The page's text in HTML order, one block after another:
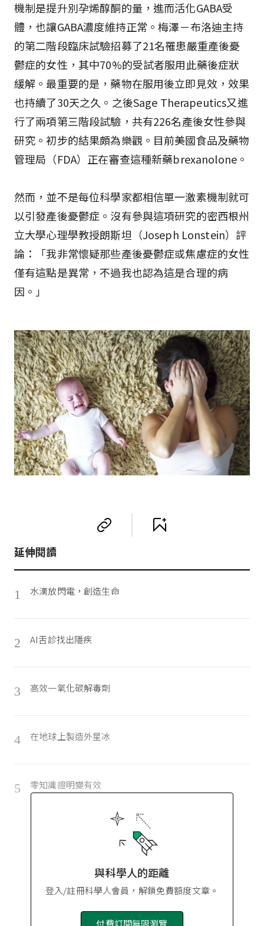
機制是提升別孕烯醇酮的量，進而活化GABA受
體，也讓GABA濃度維持正常。梅澤－布洛迪主持
的第二階段臨床試驗招募了21名罹患嚴重產後憂
鬱症的女性，其中70%的受試者服用此藥後症狀
緩解。最重要的是，藥物在服用後立即見效，效果
也持續了30天之久。之後Sage Therapeutics又進
行了兩項第三階段試驗，共有226名產後女性參與
研究。初步的結果頗為樂觀。目前美國食品及藥物
管理局（FDA）正在審查這種新藥brexanolone。
然而，並不是每位科學家都相信單一激素機制就可
以引發產後憂鬱症。沒有參與這項研究的密西根州
立大學心理學教授朗斯坦（Joseph Lonstein）評
論：「我非常懷疑那些產後憂鬱症或焦慮症的女性
僅有這點是異常，不過我也認為這是合理的病
因。」
延伸閱讀
1 水滴放閃電，創造生命
2 AI舌診找出隱疾
3 高效一氧化碳解毒劑
4 在地球上製造外星冰
5 零知識證明變有效
與科學人的距離
登入/註冊科學人會員，解鎖免費額度文章。